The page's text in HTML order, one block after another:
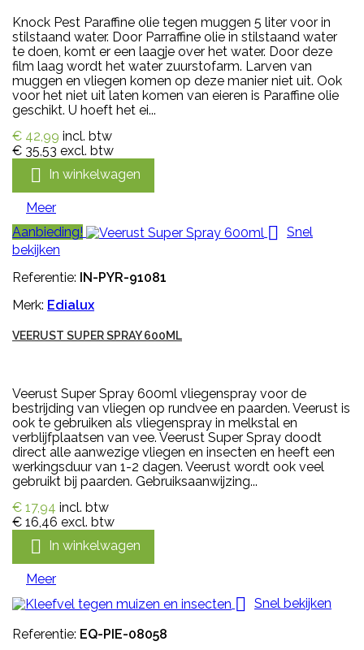
Knock Pest Paraffine olie tegen muggen 5 liter voor in
stilstaand water. Door Parraffine olie in stilstaand water
te doen, komt er een laagje over het water. Door deze
film laag wordt het water zuurstofarm. Larven van
muggen en vliegen komen op deze manier niet uit. Ook
voor het niet uit laten komen van eieren is Paraffine olie
geschikt. U hoeft het ei...
€ 42,99 incl. btw
€ 35,53 excl. btw
 In winkelwagen
Meer
Aanbieding!
 Snel
bekijken
Referentie: IN-PYR-91081
Merk: Edialux
VEERUST SUPER SPRAY 600ML
Veerust Super Spray 600ml vliegenspray voor de
bestrijding van vliegen op rundvee en paarden. Veerust is
ook te gebruiken als vliegenspray in melkstal en
verblijfplaatsen van vee. Veerust Super Spray doodt
direct alle aanwezige vliegen en insecten en heeft een
werkingsduur van 1-2 dagen. Veerust wordt ook veel
gebruikt bij paarden. Gebruiksaanwijzing...
€ 17,94 incl. btw
€ 16,46 excl. btw
 In winkelwagen
Meer
 Snel bekijken
Referentie: EQ-PIE-08058